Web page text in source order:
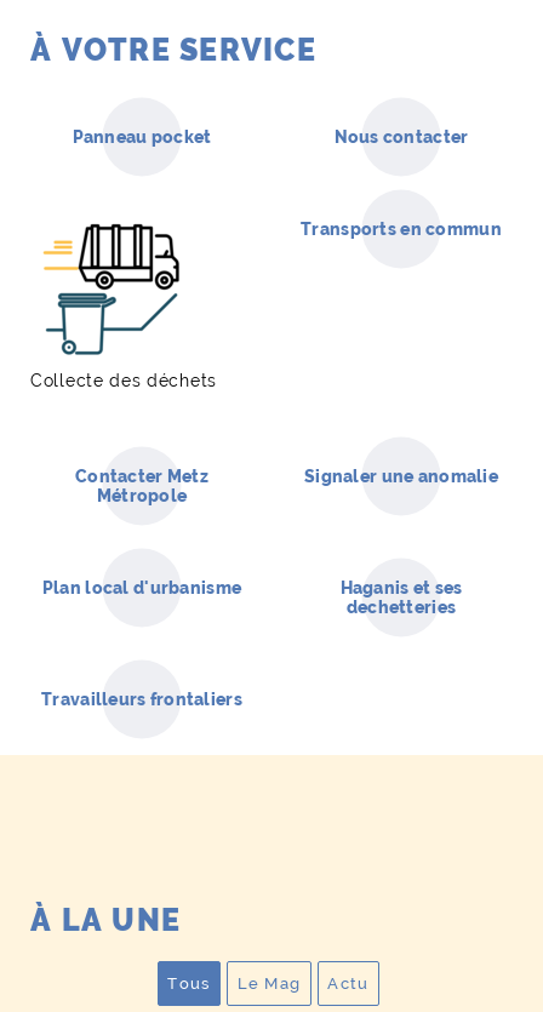
À VOTRE SERVICE
Panneau pocket Nous contacter
Collecte des déchets
Transports en commun
Contacter Metz
Métropole
Signaler une anomalie
Plan local d'urbanisme
Haganis et ses
dechetteries
Travailleurs frontaliers
À LA UNE
Tous
Afficher toutes les publications
Le Mag
Afficher uniquement les Mag
Actu
Afficher uniquement